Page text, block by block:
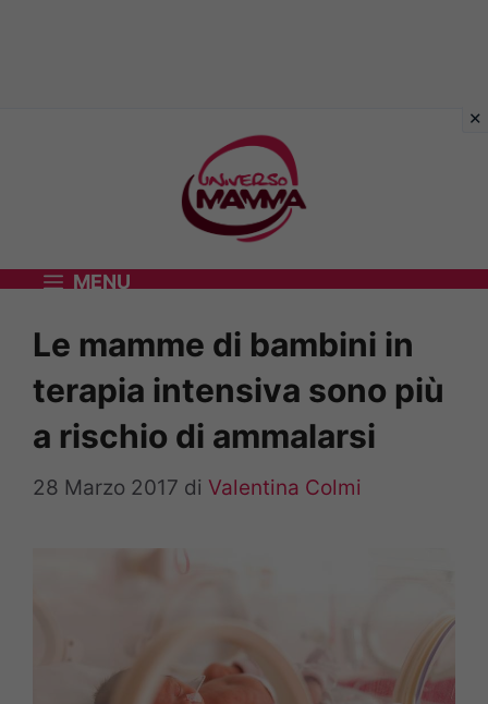
MENU
Le mamme di bambini in
terapia intensiva sono più
a rischio di ammalarsi
28 Marzo 2017 di Valentina Colmi